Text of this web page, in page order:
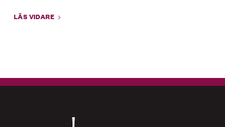
LÄS VIDARE